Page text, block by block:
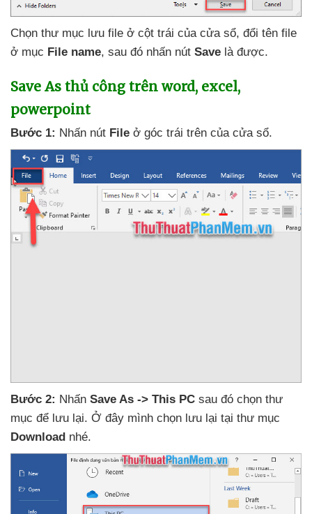
Chọn thư mục lưu file ở cột trái của cửa sổ, đổi tên file
ở mục File name, sau đó nhấn nút Save là được.
Save As thủ công trên word, excel,
powerpoint
Bước 1: Nhấn nút File ở góc trái trên của cửa sổ.
Bước 2: Nhấn Save As -> This PC sau đó chọn thư
mục để lưu lại. Ở đây mình chọn lưu lại tại thư mục
Download nhé.